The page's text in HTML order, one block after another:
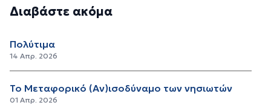
Διαβάστε ακόμα
Πολύτιμα
14 Απρ. 2026
Το Μεταφορικό (Αν)ισοδύναμο των νησιωτών
01 Απρ. 2026